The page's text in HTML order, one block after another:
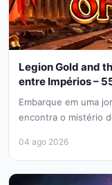
Legion Gold and
entre Impérios –
Embarque em uma
encontra o mistério
04 ago 2026